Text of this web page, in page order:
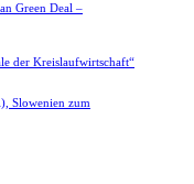
Green Deal –
der Kreislaufwirtschaft“
Slowenien zum